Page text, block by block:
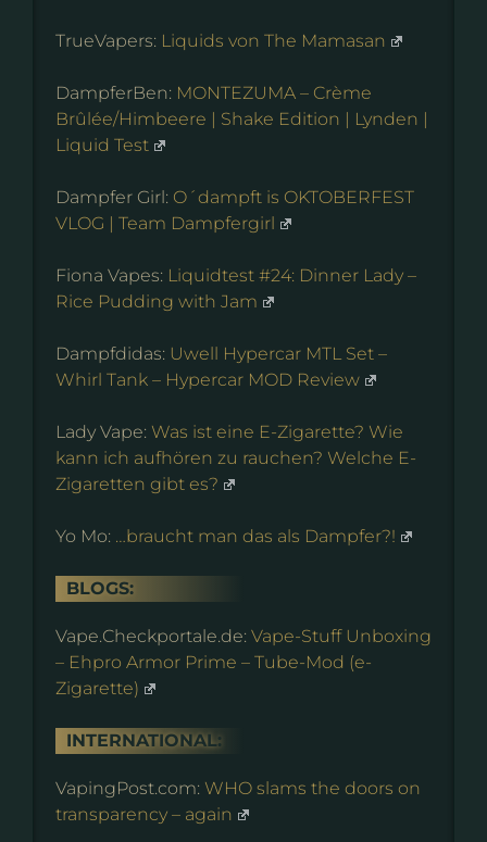
TrueVapers: Liquids von The Mamasan
DampferBen: MONTEZUMA – Crème
Brûlée/Himbeere | Shake Edition | Lynden |
Liquid Test
Dampfer Girl: O´dampft is OKTOBERFEST
VLOG | Team Dampfergirl
Fiona Vapes: Liquidtest #24: Dinner Lady –
Rice Pudding with Jam
Dampfdidas: Uwell Hypercar MTL Set –
Whirl Tank – Hypercar MOD Review
Lady Vape: Was ist eine E-Zigarette? Wie
kann ich aufhören zu rauchen? Welche E-
Zigaretten gibt es?
Yo Mo: …braucht man das als Dampfer?!
BLOGS:
Vape.Checkportale.de: Vape-Stuff Unboxing
– Ehpro Armor Prime – Tube-Mod (e-
Zigarette)
INTERNATIONAL:
VapingPost.com: WHO slams the doors on
transparency – again